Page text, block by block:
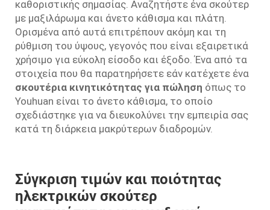
καθοριστικής σημασίας. Αναζητήστε ένα σκούτερ
με μαξιλάρωμα και άνετο κάθισμα και πλάτη.
Ορισμένα από αυτά επιτρέπουν ακόμη και τη
ρύθμιση του ύψους, γεγονός που είναι εξαιρετικά
χρήσιμο για εύκολη είσοδο και έξοδο. Ένα από τα
στοιχεία που θα παρατηρήσετε εάν κατέχετε ένα
σκουτέρια κινητικότητας για πώληση όπως το
Youhuan είναι το άνετο κάθισμα, το οποίο
σχεδιάστηκε για να διευκολύνει την εμπειρία σας
κατά τη διάρκεια μακρύτερων διαδρομών.
Σύγκριση τιμών και ποιότητας
ηλεκτρικών σκούτερ